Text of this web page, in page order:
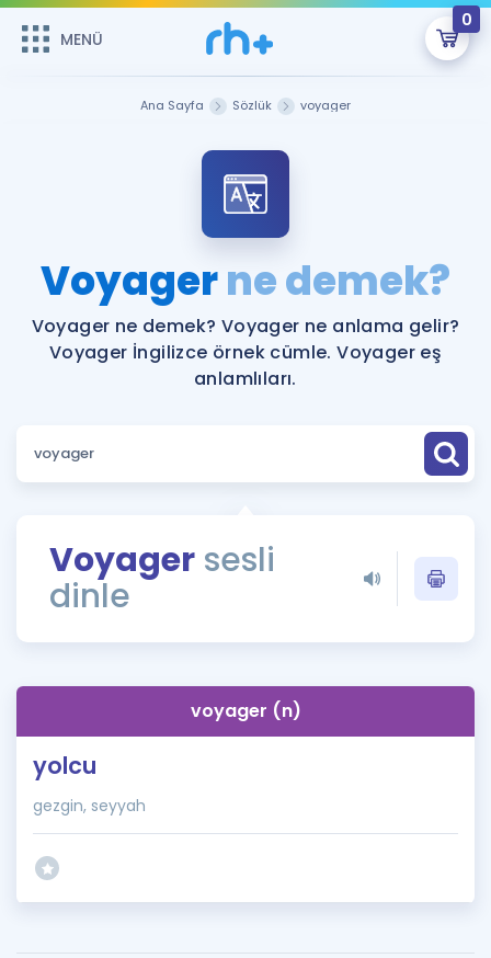
MENÜ
0
Şifremi Hatırlamıyorum
ÜYE DEĞİLİM
Sepetin Şu An Boş.
Remzi Hoca ile seni sınava hazırlayacak onlarca eğitim seni
bekliyor!
MENÜ
Katılımcı Görüşleri
Faydalı Araçlar
Sözlük
Rehberlik Aracı
ÖSYM Sınav Takvimi
İngilizce Gramer
Hakkımızda
Ana Sayfa Sözlük voyager
Voyagerne demek?
Voyager ne demek? Voyager ne anlama gelir?
Voyager İngilizce örnek cümle. Voyager eş
anlamlıları.
Voyager sesli
dinle
voyager (n)
yolcu
gezgin, seyyah